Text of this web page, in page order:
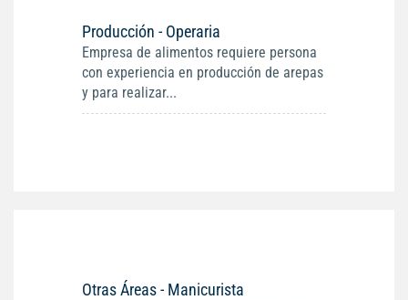
Producción - Operaria
Empresa de alimentos requiere persona
con experiencia en producción de arepas
y para realizar...
Otras Áreas - Manicurista